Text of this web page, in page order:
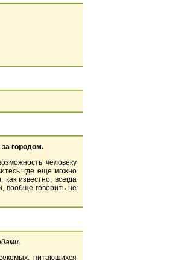
городом.
человеку
где еще можно
известно, всегда
вообще говорить не
.
питающихся